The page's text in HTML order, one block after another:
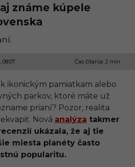
známe kúpele
08:07 Čas čítania: 2 min
ikonickým pamiatkam alebo
parkov, ktoré máte už
prianí? Pozor, realita
Nová analýza takmer
ukázala, že aj tie
miesta planéty často
popularitu.